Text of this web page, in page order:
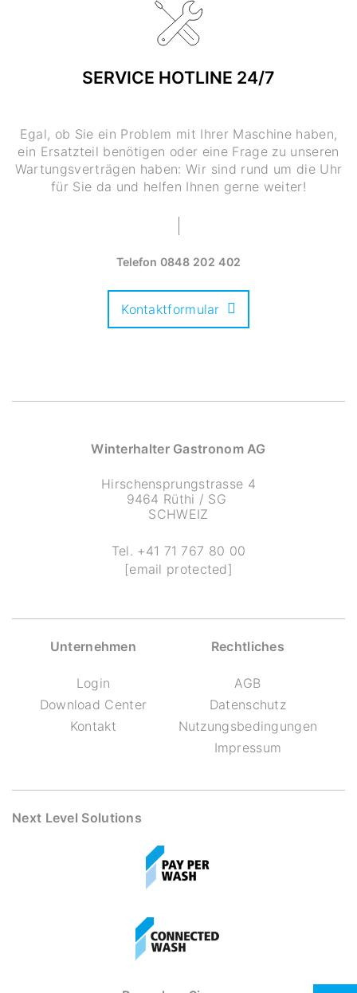
SERVICE HOTLINE 24/7
Egal, ob Sie ein Problem mit Ihrer Maschine haben,
ein Ersatzteil benötigen oder eine Frage zu unseren
Wartungsverträgen haben: Wir sind rund um die Uhr
für Sie da und helfen Ihnen gerne weiter!
Telefon 0848 202 402
Kontaktformular
Winterhalter Gastronom AG
Hirschensprungstrasse 4
9464 Rüthi / SG
SCHWEIZ
Tel. +41 71 767 80 00
[email protected]
Unternehmen
Login
Download Center
Kontakt
Rechtliches
AGB
Datenschutz
Nutzungsbedingungen
Impressum
Next Level Solutions